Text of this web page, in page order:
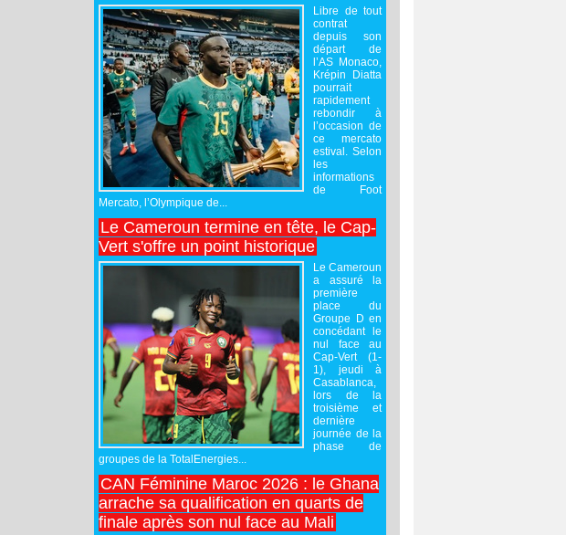
Libre de tout
contrat
depuis son
départ de
l’AS Monaco,
Krépin Diatta
pourrait
rapidement
rebondir à
l’occasion de
ce mercato
estival. Selon
les
informations
de Foot
Mercato, l’Olympique de...
Le Cameroun termine en tête, le Cap-
Vert s'offre un point historique
Le Cameroun
a assuré la
première
place du
Groupe D en
concédant le
nul face au
Cap-Vert (1-
1), jeudi à
Casablanca,
lors de la
troisième et
dernière
journée de la
phase de
groupes de la TotalEnergies...
CAN Féminine Maroc 2026 : le Ghana
arrache sa qualification en quarts de
finale après son nul face au Mali